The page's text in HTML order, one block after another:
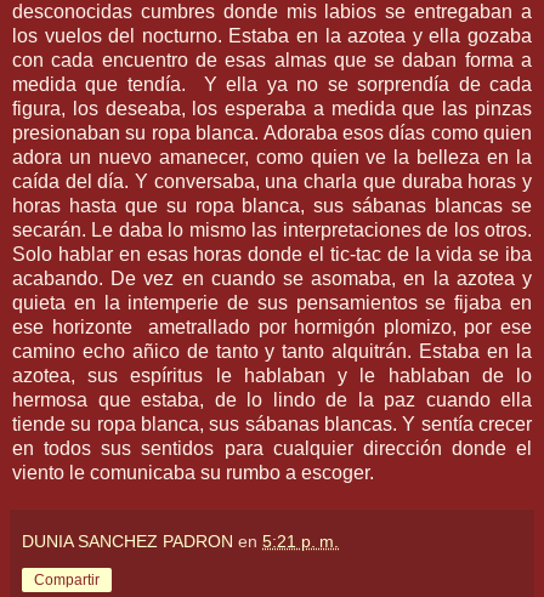
desconocidas cumbres donde mis labios se entregaban a
los vuelos del nocturno. Estaba en la azotea y ella gozaba
con cada encuentro de esas almas que se daban forma a
medida que tendía.
Y ella ya no se sorprendía de cada
figura, los deseaba, los esperaba a medida que las pinzas
presionaban su ropa blanca. Adoraba esos días como quien
adora un nuevo amanecer, como quien ve la belleza en la
caída del día. Y conversaba, una charla que duraba horas y
horas hasta que su ropa blanca, sus sábanas blancas se
secarán. Le daba lo mismo las interpretaciones de los otros.
Solo hablar en esas horas donde el tic-tac de la vida se iba
acabando. De vez en cuando se asomaba, en la azotea y
quieta en la intemperie de sus pensamientos se fijaba en
ese horizonte
ametrallado por hormigón plomizo, por ese
camino echo añico de tanto y tanto alquitrán. Estaba en la
azotea, sus espíritus le hablaban y le hablaban de lo
hermosa que estaba, de lo lindo de la paz cuando ella
tiende su ropa blanca, sus sábanas blancas. Y sentía crecer
en todos sus sentidos para cualquier dirección donde el
viento le comunicaba su rumbo a escoger.
DUNIA SANCHEZ PADRON en 5:21 p. m.
Compartir